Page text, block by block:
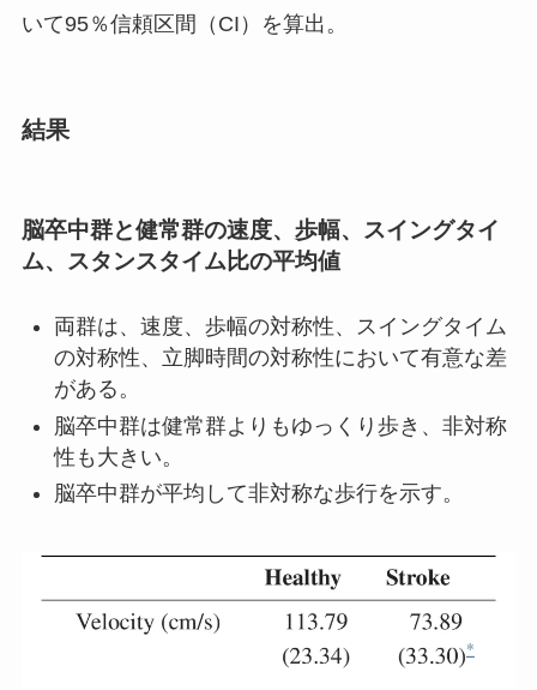
いて95％信頼区間（CI）を算出。
結果
脳卒中群と健常群の速度、歩幅、スイングタイ
ム、スタンスタイム比の平均値
両群は、速度、歩幅の対称性、スイングタイム
の対称性、立脚時間の対称性において有意な差
がある。
脳卒中群は健常群よりもゆっくり歩き、非対称
性も大きい。
脳卒中群が平均して非対称な歩行を示す。